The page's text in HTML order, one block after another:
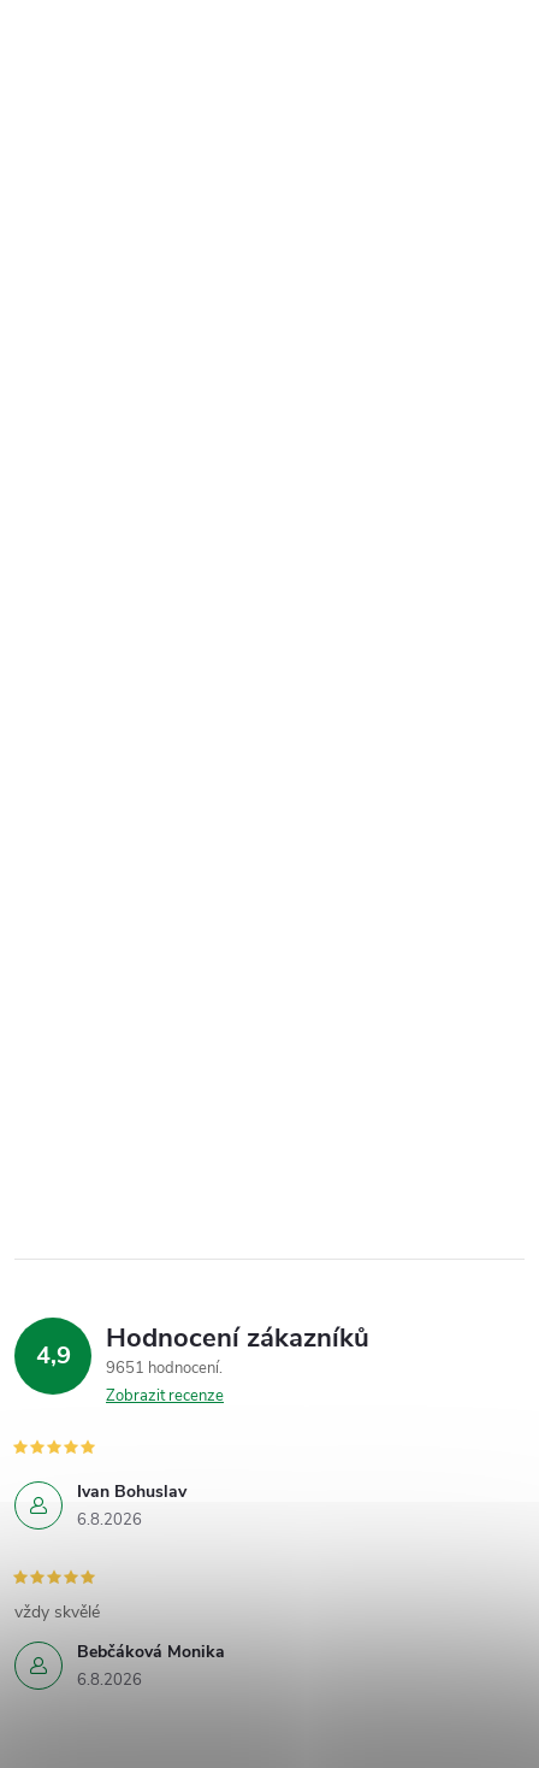
4,9 Hodnocení zákazníků
9651 hodnocení
Zobrazit recenze
Ivan Bohuslav
6.8.2026
Bebčáková Monika
6.8.2026
vždy skvělé